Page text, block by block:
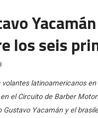
los seis
latinoamericanos
el Circuito de Barber
Yacamán y el